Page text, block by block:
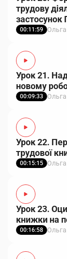
трудову
00:11:59 Ольга
Урок 21.
новому
00:09:33 Ольга
Урок 22.
трудової
00:15:15 Ольга
Урок 23.
книжки на
00:16:58 Ольга